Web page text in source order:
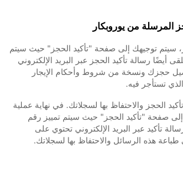
سيتم توجيهك إلى صفحة "تأكيد الحجز" حيث سيتم
أيضًا رسالة تأكيد الحجز عبر البريد الإلكتروني
حجزك ونسخة من شروط وأحكام الإيجار
تستأجر فيه.
الحجز والاحتفاظ بها لسجلاتك. في نهاية عملية
صفحة "تأكيد الحجز" حيث سيتم تمييز رقم
تأكيد عبر البريد الإلكتروني تحتوي على
هذه الرسائل والاحتفاظ بها لسجلاتك.